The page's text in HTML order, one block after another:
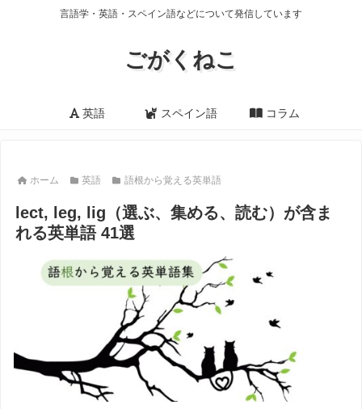
言語学・英語・スペイン語などについて発信しています
ごがくねこ
英語 スペイン語 コラム
ホーム 英語 語根から覚える英単語
lect, leg, lig（選ぶ、集める、読む）が含ま
れる英単語 41選